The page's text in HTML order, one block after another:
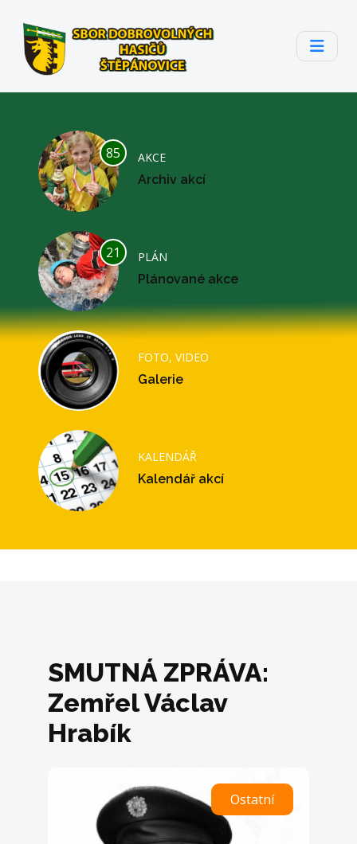
85
AKCE
Archiv akcí
21
PLÁN
Plánované akce
FOTO, VIDEO
Galerie
KALENDÁŘ
Kalendář akcí
SMUTNÁ ZPRÁVA:
Zemřel Václav
Hrabík
Ostatní